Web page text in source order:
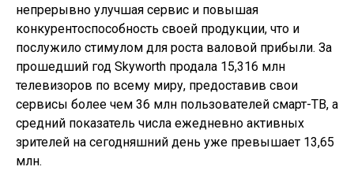
непрерывно улучшая сервис и повышая
конкурентоспособность своей продукции, что и
послужило стимулом для роста валовой прибыли. За
прошедший год Skyworth продала 15,316 млн
телевизоров по всему миру, предоставив свои
сервисы более чем 36 млн пользователей смарт-ТВ, а
средний показатель числа ежедневно активных
зрителей на сегодняшний день уже превышает 13,65
млн.